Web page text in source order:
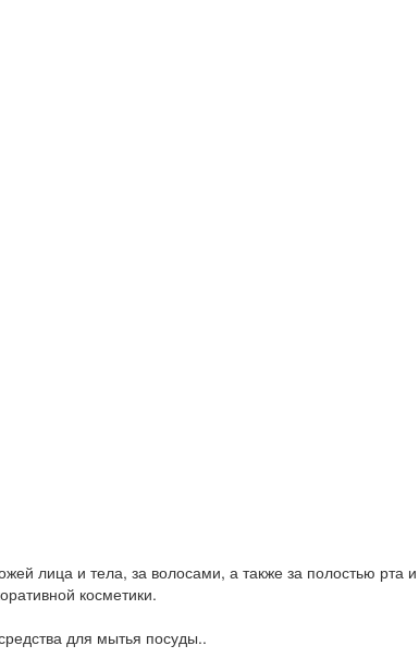
лица и тела, за волосами, а также за полостью рта
косметики.
для мытья посуды..